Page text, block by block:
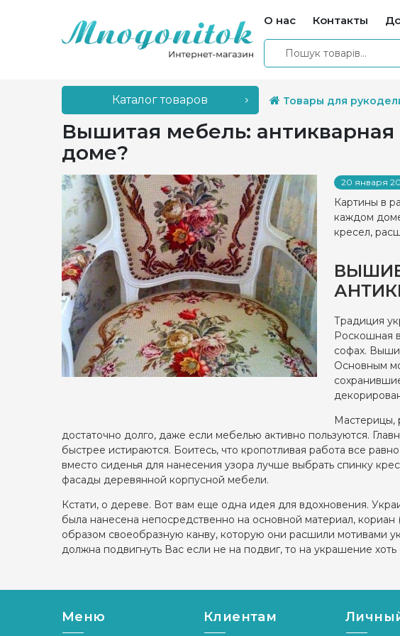
О нас Контакты
Каталог товаров Товары для
Вышитая мебель:
доме?
20 января
Картины в
каждом
кресел,
Традиция
Роскошная
софах.
Основным
Мастерицы,
достаточно долго, даже если мебелью активно пользуются.
быстрее истираются. Боитесь, что кропотливая работа все
вместо сиденья для нанесения узора лучше выбрать спинку
фасады деревянной корпусной мебели.
Кстати, о дереве. Вот вам еще одна идея для вдохновения.
была нанесена непосредственно на основной материал,
образом своеобразную канву, которую они расшили мотивами
должна подвигнуть Вас если не на подвиг, то на украшение
Меню Клиентам